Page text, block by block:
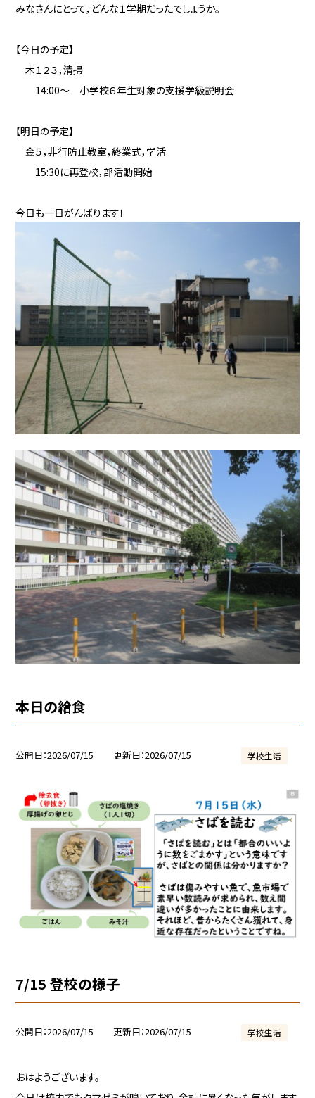
みなさんにとって，どんな１学期だったでしょうか。
【今日の予定】
木１２３，清掃
14:00～ 小学校６年生対象の支援学級説明会
【明日の予定】
金５，非行防止教室，終業式，学活
15:30に再登校，部活動開始
今日も一日がんばります！
本日の給食
公開日 2026/07/15 更新日 2026/07/15 学校生活
7/15 登校の様子
公開日 2026/07/15 更新日 2026/07/15 学校生活
おはようございます。